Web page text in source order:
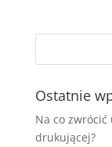
Ostatnie
Na co zwrócić
drukującej?